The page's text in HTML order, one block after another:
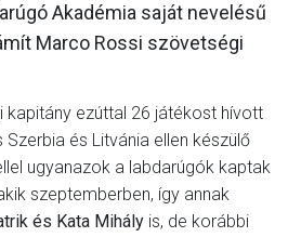
ÉLMÉNYEK
Akadémia saját nevelésű
Marco Rossi szövetségi
kapitány ezúttal 26 játékost hívott
és Litvánia ellen készülő
ugyanazok a labdarúgók kaptak
szeptemberben, így annak
és Kata Mihály is, de korábbi